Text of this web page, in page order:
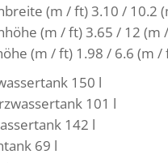
(m / ft) 3.10 / 10.2
(m / ft) 3.65 / 12 (m
(m / ft) 1.98 / 6.6 (m /
150 l
101 l
142 l
69 l